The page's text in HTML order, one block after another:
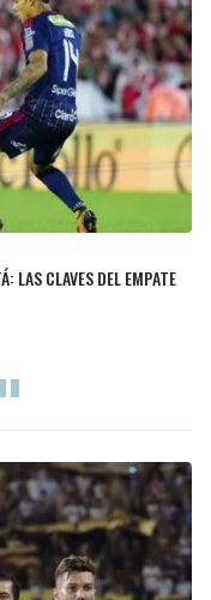
LAS CLAVES DEL EMPATE